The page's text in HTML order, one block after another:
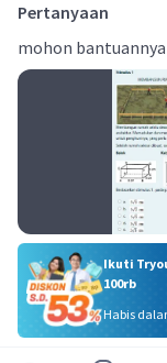
Pertanyaan
mohon
Ikuti
100rb
Habis